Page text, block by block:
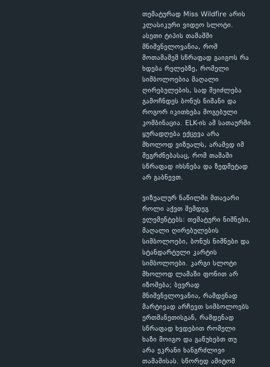
თემატურად Miss Wildfire არის
კლასიკური ვიდეო სლოტი.
ასეთი ტიპის თამაშში
მნიშვნელოვანია, რომ
მოთამაშემ სწრაფად გაიგოს რა
ხდება რელებზე, რომელი
სიმბოლოებია მაღალი
ღირებულების, სად შეიძლება
გამოჩნდეს ბონუს ნიშანი და
როგორ იკითხება მოგებული
კომბინაცია. ELK-ის ამ სათაურში
ყურადღება ექცევა არა
მხოლოდ ვიზუალს, არამედ იმ
შეგრძნებასაც, რომ თამაში
სწრაფად იხსნება და ზედმეტად
არ გაბნევთ.
ვიზუალურ ნაწილში მთავარი
როლი აქვთ შემდეგ
ელემენტებს: თემატური ნიშნები,
მაღალი ღირებულების
სიმბოლოები, ბონუს ნიშნები და
სტანდარტული კარტის
სიმბოლოები. კარგი სლოტი
მხოლოდ ლამაზი ფონით არ
იზომება; ბევრად
მნიშვნელოვანია, რამდენად
მარტივად არჩევთ სიმბოლოებს
ერთმანეთისგან, რამდენად
სწრაფად ხვდებით რომელი
ხაზი მოიგო და გაწუხებთ თუ
არა ეკრანი ხანგრძლივი
თამაშისას. სწორედ ამიტომ